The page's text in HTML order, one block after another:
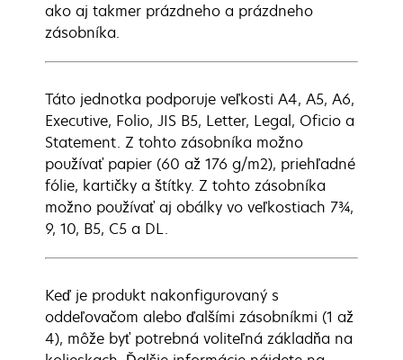
ako aj takmer prázdneho a prázdneho
zásobníka.
Táto jednotka podporuje veľkosti A4, A5, A6,
Executive, Folio, JIS B5, Letter, Legal, Oficio a
Statement. Z tohto zásobníka možno
používať papier (60 až 176 g/m2), priehľadné
fólie, kartičky a štítky. Z tohto zásobníka
možno používať aj obálky vo veľkostiach 7¾,
9, 10, B5, C5 a DL.
Keď je produkt nakonfigurovaný s
oddeľovačom alebo ďalšími zásobníkmi (1 až
4), môže byť potrebná voliteľná základňa na